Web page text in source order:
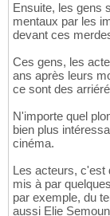
Ensuite, les gens
mentaux par les
devant ces
Ces gens, les
ans après leurs
ce sont des
N'importe quel
bien plus
cinéma.
Les acteurs, c'est
mis à par
par exemple, du
aussi Elie